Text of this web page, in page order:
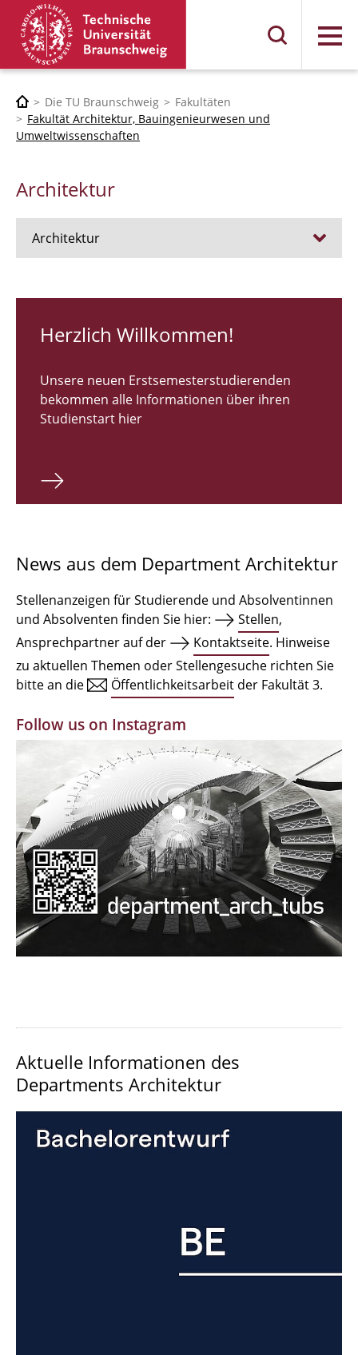
Menü
Die TU Braunschweig
Fakultäten
Fakultät Architektur, Bauingenieurwesen und
Umweltwissenschaften
Architektur
Architektur
RUNDGANG 26
Bachelor Architektur
Master Architektur
Qualifikationsprofil
Institute
Einrichtungen
Zeichensäle
MBW | Modellbauwerkstatt
Alumni | cloud club
Dokumente und Downloads
Herzlich Willkommen!
Unsere neuen Erstsemesterstudierenden
bekommen alle Informationen über ihren
Studienstart hier
News aus dem Department Architektur
Stellenanzeigen für Studierende und Absolventinnen
und Absolventen finden Sie hier:
Stellen,
Ansprechpartner auf der
Kontaktseite. Hinweise
zu aktuellen Themen oder Stellengesuche richten Sie
bitte an die
Öffentlichkeitsarbeit der Fakultät 3.
Follow us on Instagram
Aktuelle Informationen des
Departments Architektur